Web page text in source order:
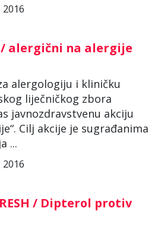
alergični na alergije
alergologiju i kliničku
liječničkog zbora
javnozdravstvenu akciju
Cilj akcije je sugrađanima
...
/ Dipterol protiv